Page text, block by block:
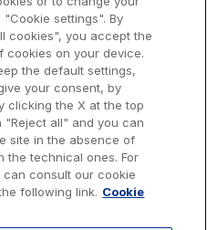
paid-up.
Register no. 07516911000
settings". By
cookies", you accept the
cookies on your device.
the default settings,
your consent, by
clicking the X at the top
all" and you can
site in the absence of
the technical ones. For
consult our cookie
following link. Cookie